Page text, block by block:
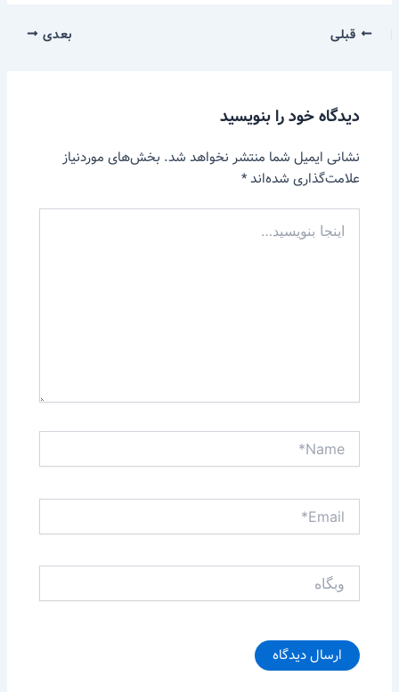
قبلی بعدی
دیدگاه‌ خود را بنویسید
نشانی ایمیل شما منتشر نخواهد شد. بخش‌های موردنیاز
علامت‌گذاری شده‌اند*
بنویسید…
Email*